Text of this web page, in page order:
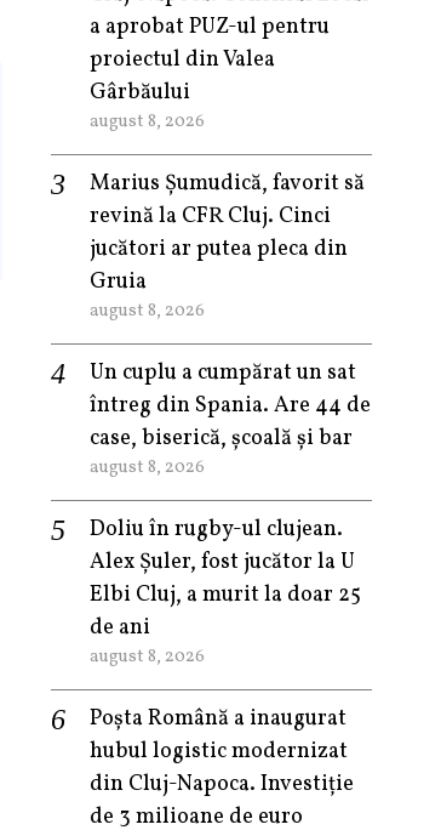
a aprobat PUZ-ul pentru
proiectul din Valea
Gârbăului
august 8, 2026
Marius Șumudică, favorit să
revină la CFR Cluj. Cinci
jucători ar putea pleca din
Gruia
august 8, 2026
Un cuplu a cumpărat un sat
întreg din Spania. Are 44 de
case, biserică, școală și bar
august 8, 2026
Doliu în rugby-ul clujean.
Alex Șuler, fost jucător la U
Elbi Cluj, a murit la doar 25
de ani
august 8, 2026
Poșta Română a inaugurat
hubul logistic modernizat
din Cluj-Napoca. Investiție
de 3 milioane de euro